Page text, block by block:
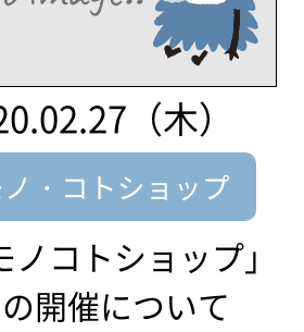
（木）
・コトショップ
ノコトショップ」
開催について